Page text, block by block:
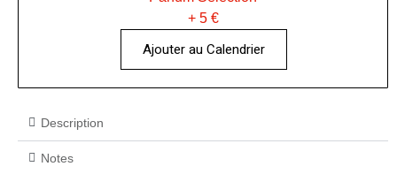
+ 5 €
Ajouter au Calendrier
Description
Notes